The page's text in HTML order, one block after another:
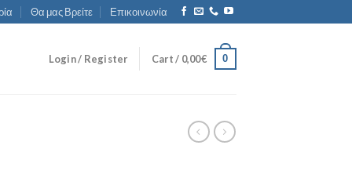
Θα μας Βρείτε Επικοινωνία
Login / Register Cart / 0,00€ 0